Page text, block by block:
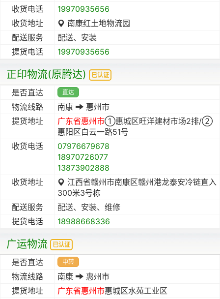
收货电话
19970935656
收货地址
南康红土地物流园
配送服务
配送、安装
提货电话
19970935656
正印物流(原腾达) 已认证
是否直达 直达
物流线路 南康
惠州市
提货地址
广东省惠州市①惠城区旺洋建材市场2排/②
惠阳区白云一路51号
收货电话
07976679678
18970726077
13873902888
收货地址
江西省赣州市南康区赣州港龙泰安冷链直入
300米3号栋
配送服务
配送、安装、维修
提货电话
18988668336
广运物流 已认证
是否直达 中转
物流线路 南康
惠州市
提货地址
广东省惠州市惠城区水苑工业区